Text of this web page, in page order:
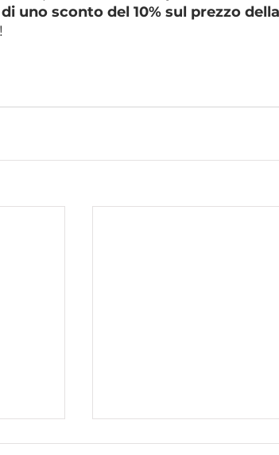
uno sconto del 10% sul prezzo
!